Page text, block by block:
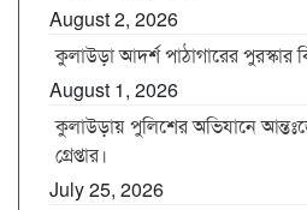
August 2, 2026
কুলাউড়া আদর্শ পাঠাগারের পুরস্কার
August 1, 2026
কুলাউড়ায় পুলিশের অভিযানে
গ্রেপ্তার।
July 25, 2026